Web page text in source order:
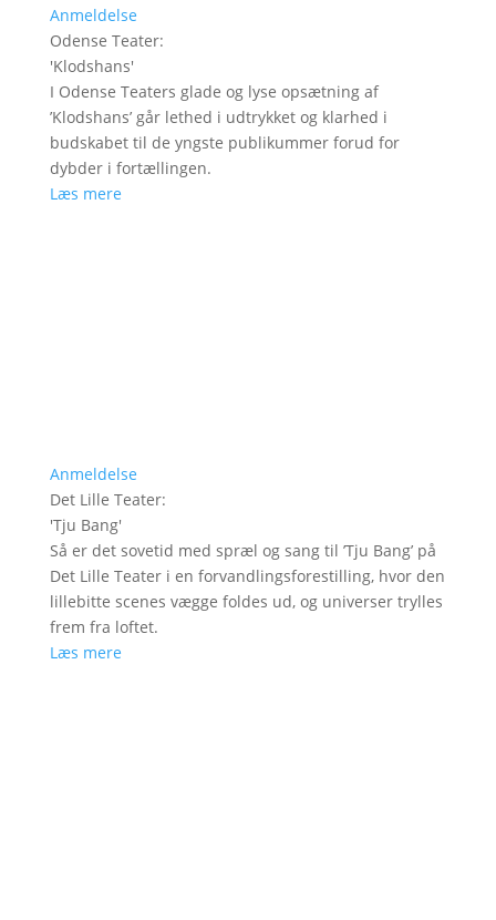
Anmeldelse
Odense Teater:
'Klodshans'
I Odense Teaters glade og lyse opsætning af
’Klodshans’ går lethed i udtrykket og klarhed i
budskabet til de yngste publikummer forud for
dybder i fortællingen.
Læs mere
Anmeldelse
Det Lille Teater:
'Tju Bang'
Så er det sovetid med spræl og sang til ’Tju Bang’ på
Det Lille Teater i en forvandlingsforestilling, hvor den
lillebitte scenes vægge foldes ud, og universer trylles
frem fra loftet.
Læs mere